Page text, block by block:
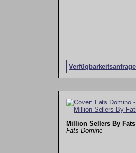
Verfügbarkeitsanfrage
Million Sellers By Fats
Fats Domino